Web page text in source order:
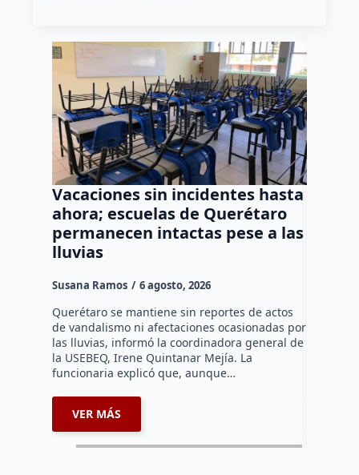
Vacaciones sin incidentes hasta
ahora; escuelas de Querétaro
permanecen intactas pese a las
lluvias
Susana Ramos 6 agosto, 2026
Querétaro se mantiene sin reportes de actos
de vandalismo ni afectaciones ocasionadas por
las lluvias, informó la coordinadora general de
la USEBEQ, Irene Quintanar Mejía. La
funcionaria explicó que, aunque…
VER MÁS